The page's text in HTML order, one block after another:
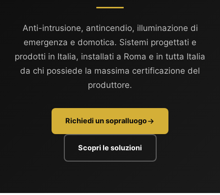
Anti-intrusione, antincendio, illuminazione di
emergenza e domotica. Sistemi progettati e
prodotti in Italia, installati a Roma e in tutta Italia
da chi possiede la massima certificazione del
produttore.
Richiedi un sopralluogo
Scopri le soluzioni